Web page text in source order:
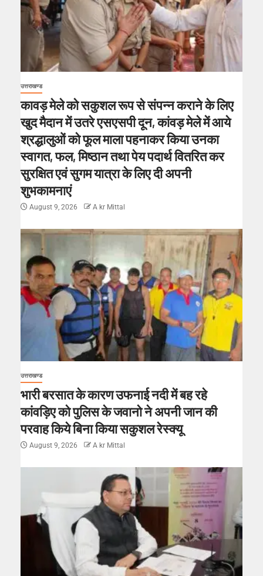
उत्तराखण्ड
कावड़ मेले को सकुशल रूप से संपन्न कराने के लिए
खुद मैदान में उतरे एसएसपी दून, कांवड़ मेले में आये
श्रद्धालुओं को फूल माला पहनाकर किया उनका
स्वागत, फल, मिष्ठान तथा पेय पदार्थ वितरित कर
सुरक्षित एवं सुगम यात्रा के लिए दी अपनी
शुभकामनाएं
August 9, 2026 A kr Mittal
उत्तराखण्ड
भारी बरसात के कारण उफनाई नदी में बह रहे
कांवड़िए को पुलिस के जवानो ने अपनी जान की
परवाह किये बिना किया सकुशल रेस्क्यू
August 9, 2026 A kr Mittal